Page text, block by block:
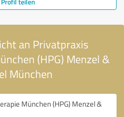
an Privatpraxis
(HPG) Menzel &
München